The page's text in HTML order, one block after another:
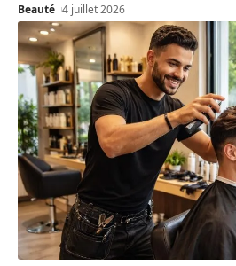
Beauté 4 juillet 2026